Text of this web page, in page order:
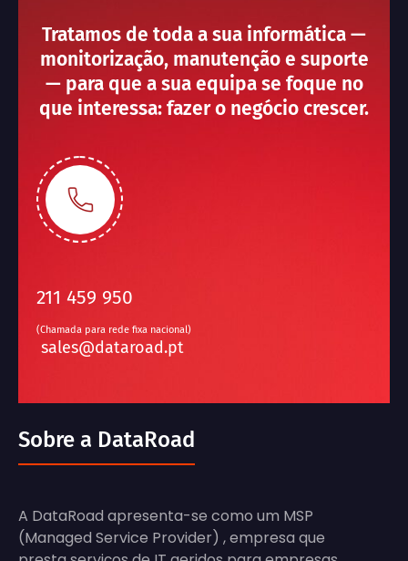
Tratamos de toda a sua informática —
monitorização, manutenção e suporte
— para que a sua equipa se foque no
que interessa: fazer o negócio crescer.
211 459 950
(Chamada para rede fixa nacional)
sales@dataroad.pt
Sobre a DataRoad
A DataRoad apresenta-se como um MSP
(Managed Service Provider) , empresa que